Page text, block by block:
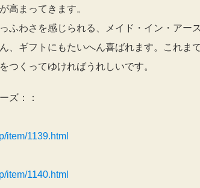
高まってきます。
ふわさを感じられる、メイド・イン・アー
、ギフトにもたいへん喜ばれます。これま
つくってゆければうれしいです。
ズ：：
item/1139.html
item/1140.html